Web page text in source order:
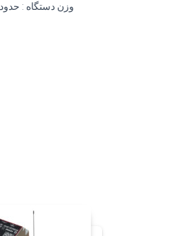
وزن دستگاه : حدود 800 گرم